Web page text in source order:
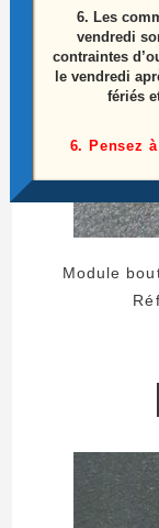
Module
6. Les
vendredi
contraintes
le vendredi
fériés
6. Pensez